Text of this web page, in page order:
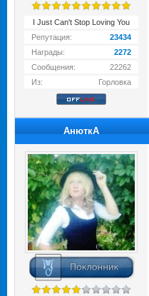
I Just Can't Stop Loving You
Репутация:
23434
Награды:
2272
Сообщения:
22262
Из:
Горловка
АнюткA